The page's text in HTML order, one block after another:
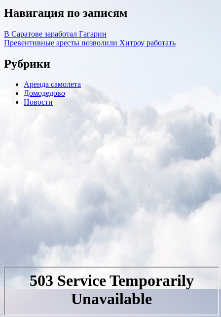
Навигация по записям
В Саратове заработал Гагарин
Превентивные аресты позволили Хитроу работать
Рубрики
Аренда самолета
Домодедово
Новости